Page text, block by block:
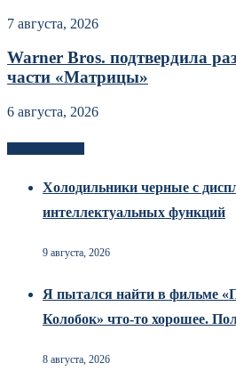
7 августа, 2026
Warner Bros. подтвердила
части «Матрицы»
6 августа, 2026
Холодильники черные с
интеллектуальных функций
9 августа, 2026
Я пытался найти в фильме
Колобок» что-то хорошее.
8 августа, 2026